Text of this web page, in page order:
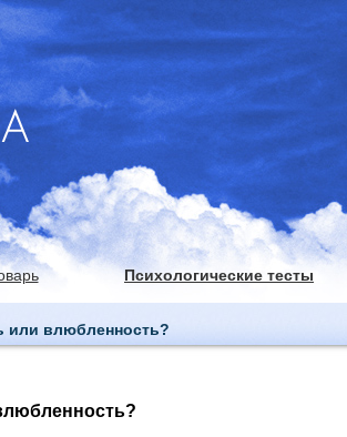
Психологические тесты
или влюбленность?